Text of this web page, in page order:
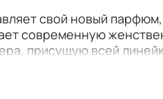
свой новый парфюм,
современную
присущую всей
произведение
сочетаниями.